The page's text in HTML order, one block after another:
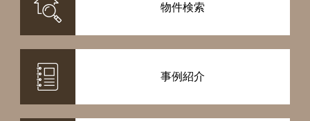
物件検索
事例紹介